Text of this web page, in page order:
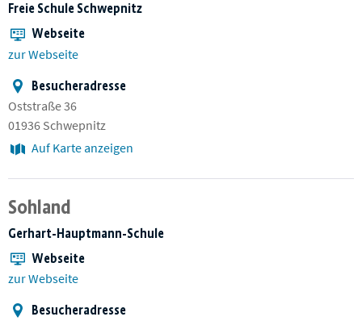
Freie Schule Schwepnitz
Webseite
zur Webseite
Besucheradresse
Oststraße 36
01936 Schwepnitz
Auf Karte anzeigen
Sohland
Gerhart-Hauptmann-Schule
Webseite
zur Webseite
Besucheradresse